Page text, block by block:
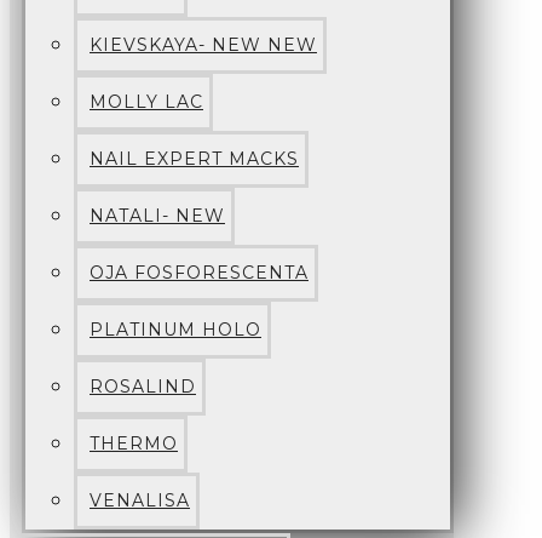
KIEVSKAYA- NEW NEW
MOLLY LAC
NAIL EXPERT MACKS
NATALI- NEW
OJA FOSFORESCENTA
PLATINUM HOLO
ROSALIND
THERMO
VENALISA